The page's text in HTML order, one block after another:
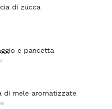
di zucca
e pancetta
di mele aromatizzate